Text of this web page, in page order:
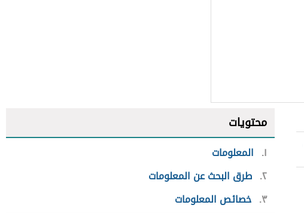
محتويات
١ المعلومات
٢ طرق البحث عن المعلومات
٣ خصائص المعلومات